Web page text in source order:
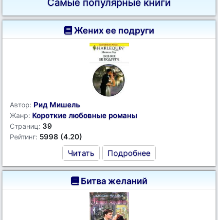
Самые популярные книги
Жених ее подруги
Автор: Рид Мишель
Жанр: Короткие любовные романы
Страниц: 39
Рейтинг: 5998 (4.20)
Читать Подробнее
Битва желаний